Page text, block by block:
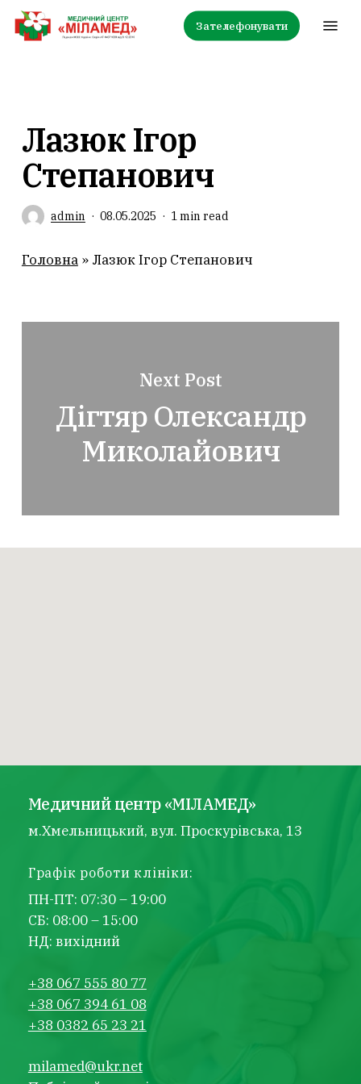
Skip
Зателефонувати
Лазюк Ігор
Степанович
admin 08.05.2025 1 min read
Головна» Лазюк Ігор Степанович
Next Post
Дігтяр Олександр
Миколайович
Медичний центр «МІЛАМЕД»
м.Хмельницький, вул. Проскурівська, 13
Графік роботи клініки:
ПН-ПТ: 07:30 – 19:00
СБ: 08:00 – 15:00
НД: вихідний
+38 067 555 80 77
+38 067 394 61 08
+38 0382 65 23 21
milamed@ukr.net